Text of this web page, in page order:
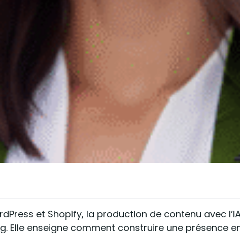
et Shopify, la production de contenu avec
Elle enseigne comment construire une présence